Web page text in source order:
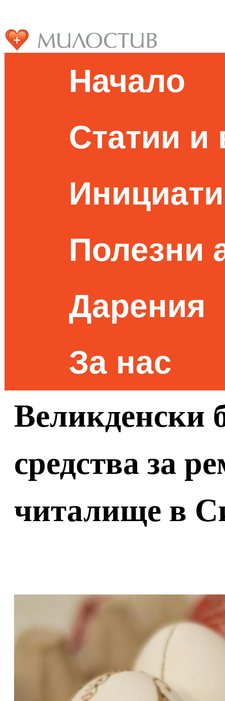
Начало
Статии и
Полезни
Дарения
За нас
Великденски
средства за
читалище в